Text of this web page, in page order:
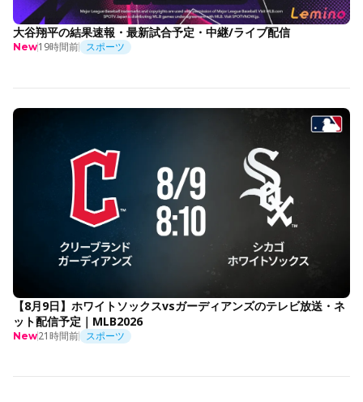
大谷翔平の結果速報・最新試合予定・中継/ライブ配信
New19時間前 スポーツ
【8月9日】ホワイトソックスvsガーディアンズのテレビ放送・ネ
ット配信予定｜MLB2026
New21時間前 スポーツ